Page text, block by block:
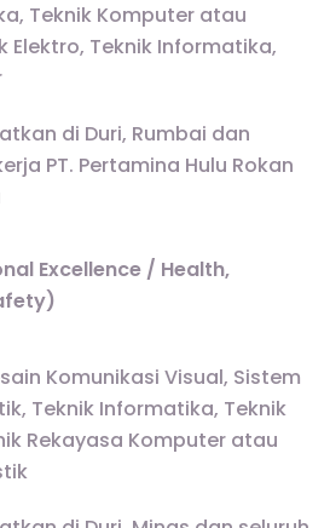
Teknik Komputer atau
Elektro, Teknik Informatika,
di Duri, Rumbai dan
PT. Pertamina Hulu Rokan
Excellence / Health,
Komunikasi Visual, Sistem
Teknik Informatika, Teknik
Rekayasa Komputer atau